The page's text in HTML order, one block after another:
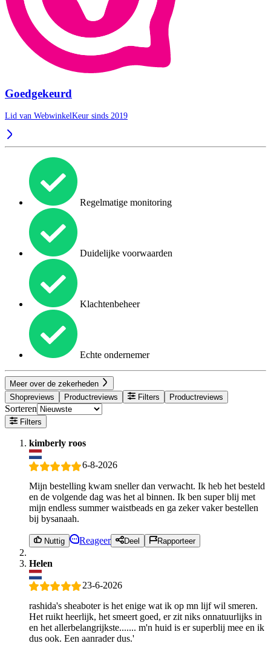
Goedgekeurd
Lid van WebwinkelKeur sinds 2019
Regelmatige monitoring
Duidelijke voorwaarden
Klachtenbeheer
Echte ondernemer
Meer over de zekerheden
Shopreviews
Productreviews Filters Productreviews
Sorteren
Filters
kimberly roos
6-8-2026
Mijn bestelling kwam sneller dan verwacht. Ik heb het besteld
en de volgende dag was het al binnen. Ik ben super blij met
mijn endless summer waistbeads en ga zeker vaker bestellen
bij bysanaah.
Nuttig Reageer Deel Rapporteer
Helen
23-6-2026
rashida's sheaboter is het enige wat ik op mn lijf wil smeren.
Het ruikt heerlijk, het smeert goed, er zit niks onnatuurlijks in
en het allerbelangrijkste....... m'n huid is er superblij mee en ik
dus ook. Een aanrader dus.'